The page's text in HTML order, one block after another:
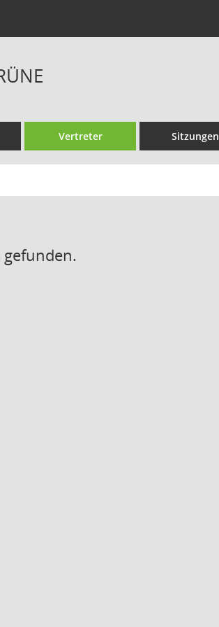
Vertreter Sitzungen